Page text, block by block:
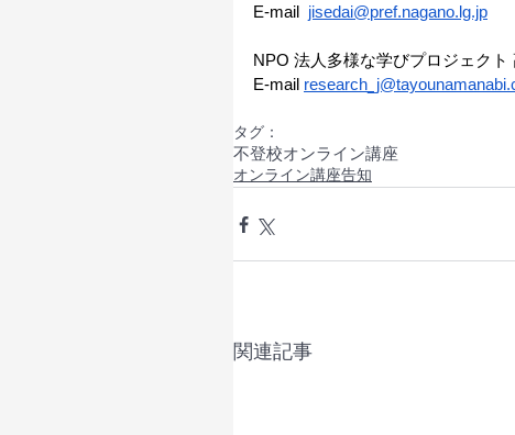
E-mail jisedai@pref.nagano.lg.jp
NPO 法人多様な学びプロジェクト
E-mail
タグ：
不登校オンライン講座
オンライン講座告知
関連記事